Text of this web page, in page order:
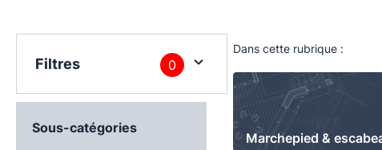
Filtres 0
Sous-catégories
Dans cette rubrique :
Marchepied &